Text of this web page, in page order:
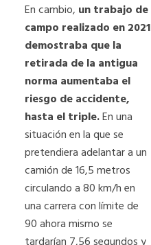
En cambio, un trabajo de
campo realizado en 2021
demostraba que la
retirada de la antigua
norma aumentaba el
riesgo de accidente,
hasta el triple.En una
situación en la que se
pretendiera adelantar a un
camión de 16,5 metros
circulando a 80 km/h en
una carrera con límite de
90 ahora mismo se